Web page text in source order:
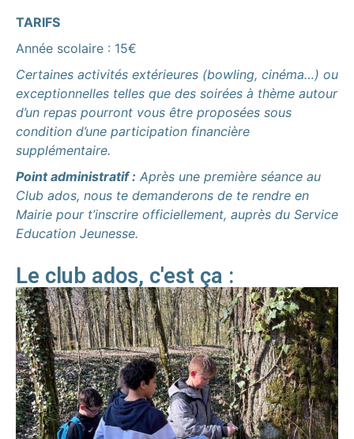
TARIFS
Année scolaire : 15€
Certaines activités extérieures (bowling, cinéma…) ou
exceptionnelles telles que des soirées à thème autour
d’un repas pourront vous être proposées sous
condition d’une participation financière
supplémentaire.
Point administratif : Après une première séance au
Club ados, nous te demanderons de te rendre en
Mairie pour t’inscrire officiellement, auprès du Service
Education Jeunesse.
Le club ados, c'est ça :